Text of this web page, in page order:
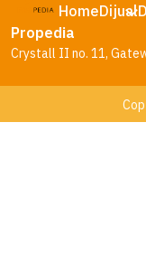
HomeDijual
Propedia